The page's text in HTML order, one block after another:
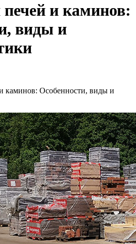
и каминов:
виды и
каминов: Особенности, виды и